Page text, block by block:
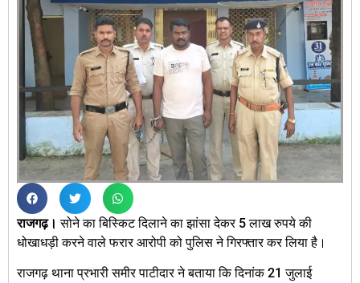
राजगढ़। सोने का बिस्किट दिलाने का झांसा देकर 5 लाख रुपये की
धोखाधड़ी करने वाले फरार आरोपी को पुलिस ने गिरफ्तार कर लिया है।
राजगढ़ थाना प्रभारी समीर पाटीदार ने बताया कि दिनांक 21 जुलाई